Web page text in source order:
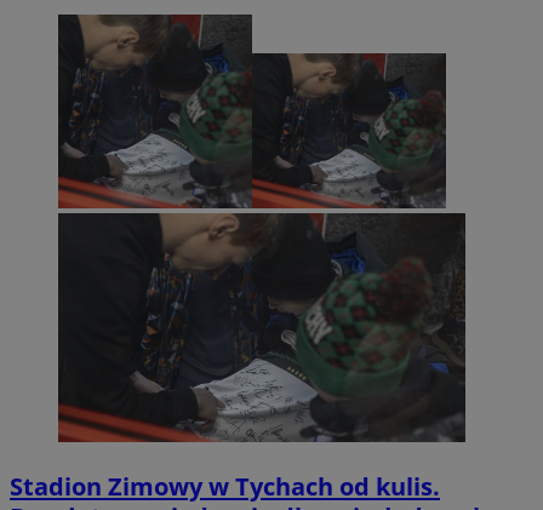
Stadion Zimowy w Tychach od kulis.